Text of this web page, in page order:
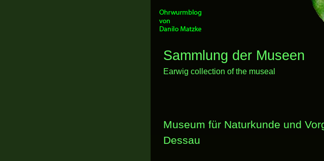
Sammlung der Museen
Earwig collection of the museal
Museum für Naturkunde und
Dessau